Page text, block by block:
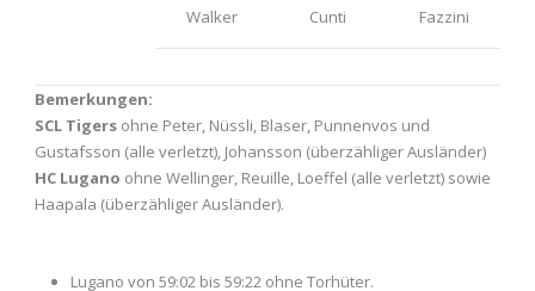
Walker Cunti Fazzini
Bemerkungen:
SCL Tigers ohne Peter, Nüssli, Blaser, Punnenvos und
Gustafsson (alle verletzt), Johansson (überzähliger Ausländer)
HC Lugano ohne Wellinger, Reuille, Loeffel (alle verletzt) sowie
Haapala (überzähliger Ausländer).
Lugano von 59:02 bis 59:22 ohne Torhüter.